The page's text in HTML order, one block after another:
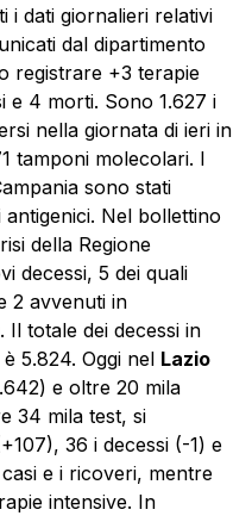
i dati giornalieri relativi
dal dipartimento
registrare +3 terapie
e 4 morti. Sono 1.627 i
nella giornata di ieri in
tamponi molecolari. I
sono stati
Nel bollettino
della Regione
decessi, 5 dei quali
2 avvenuti in
Il totale dei decessi in
5.824. Oggi nel Lazio
e oltre 20 mila
34 mila test, si
36 i decessi (-1) e
e i ricoveri, mentre
intensive. In